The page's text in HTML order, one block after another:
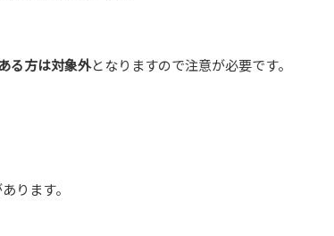
る方は対象外となりますので注意が必要です。
ります。